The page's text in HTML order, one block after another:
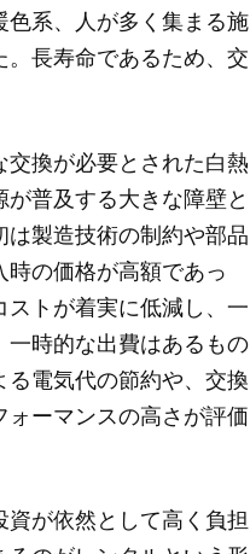
系、人が多く集まる施
長寿命であるため、交
換が必要とされた白熱
普及する大きな障壁と
製造技術の制約や部品
の価格が高額であっ
トが着実に低減し、一
時的な出費はあるもの
電気代の節約や、交換
ーマンスの高さが評価
が依然として高く負担